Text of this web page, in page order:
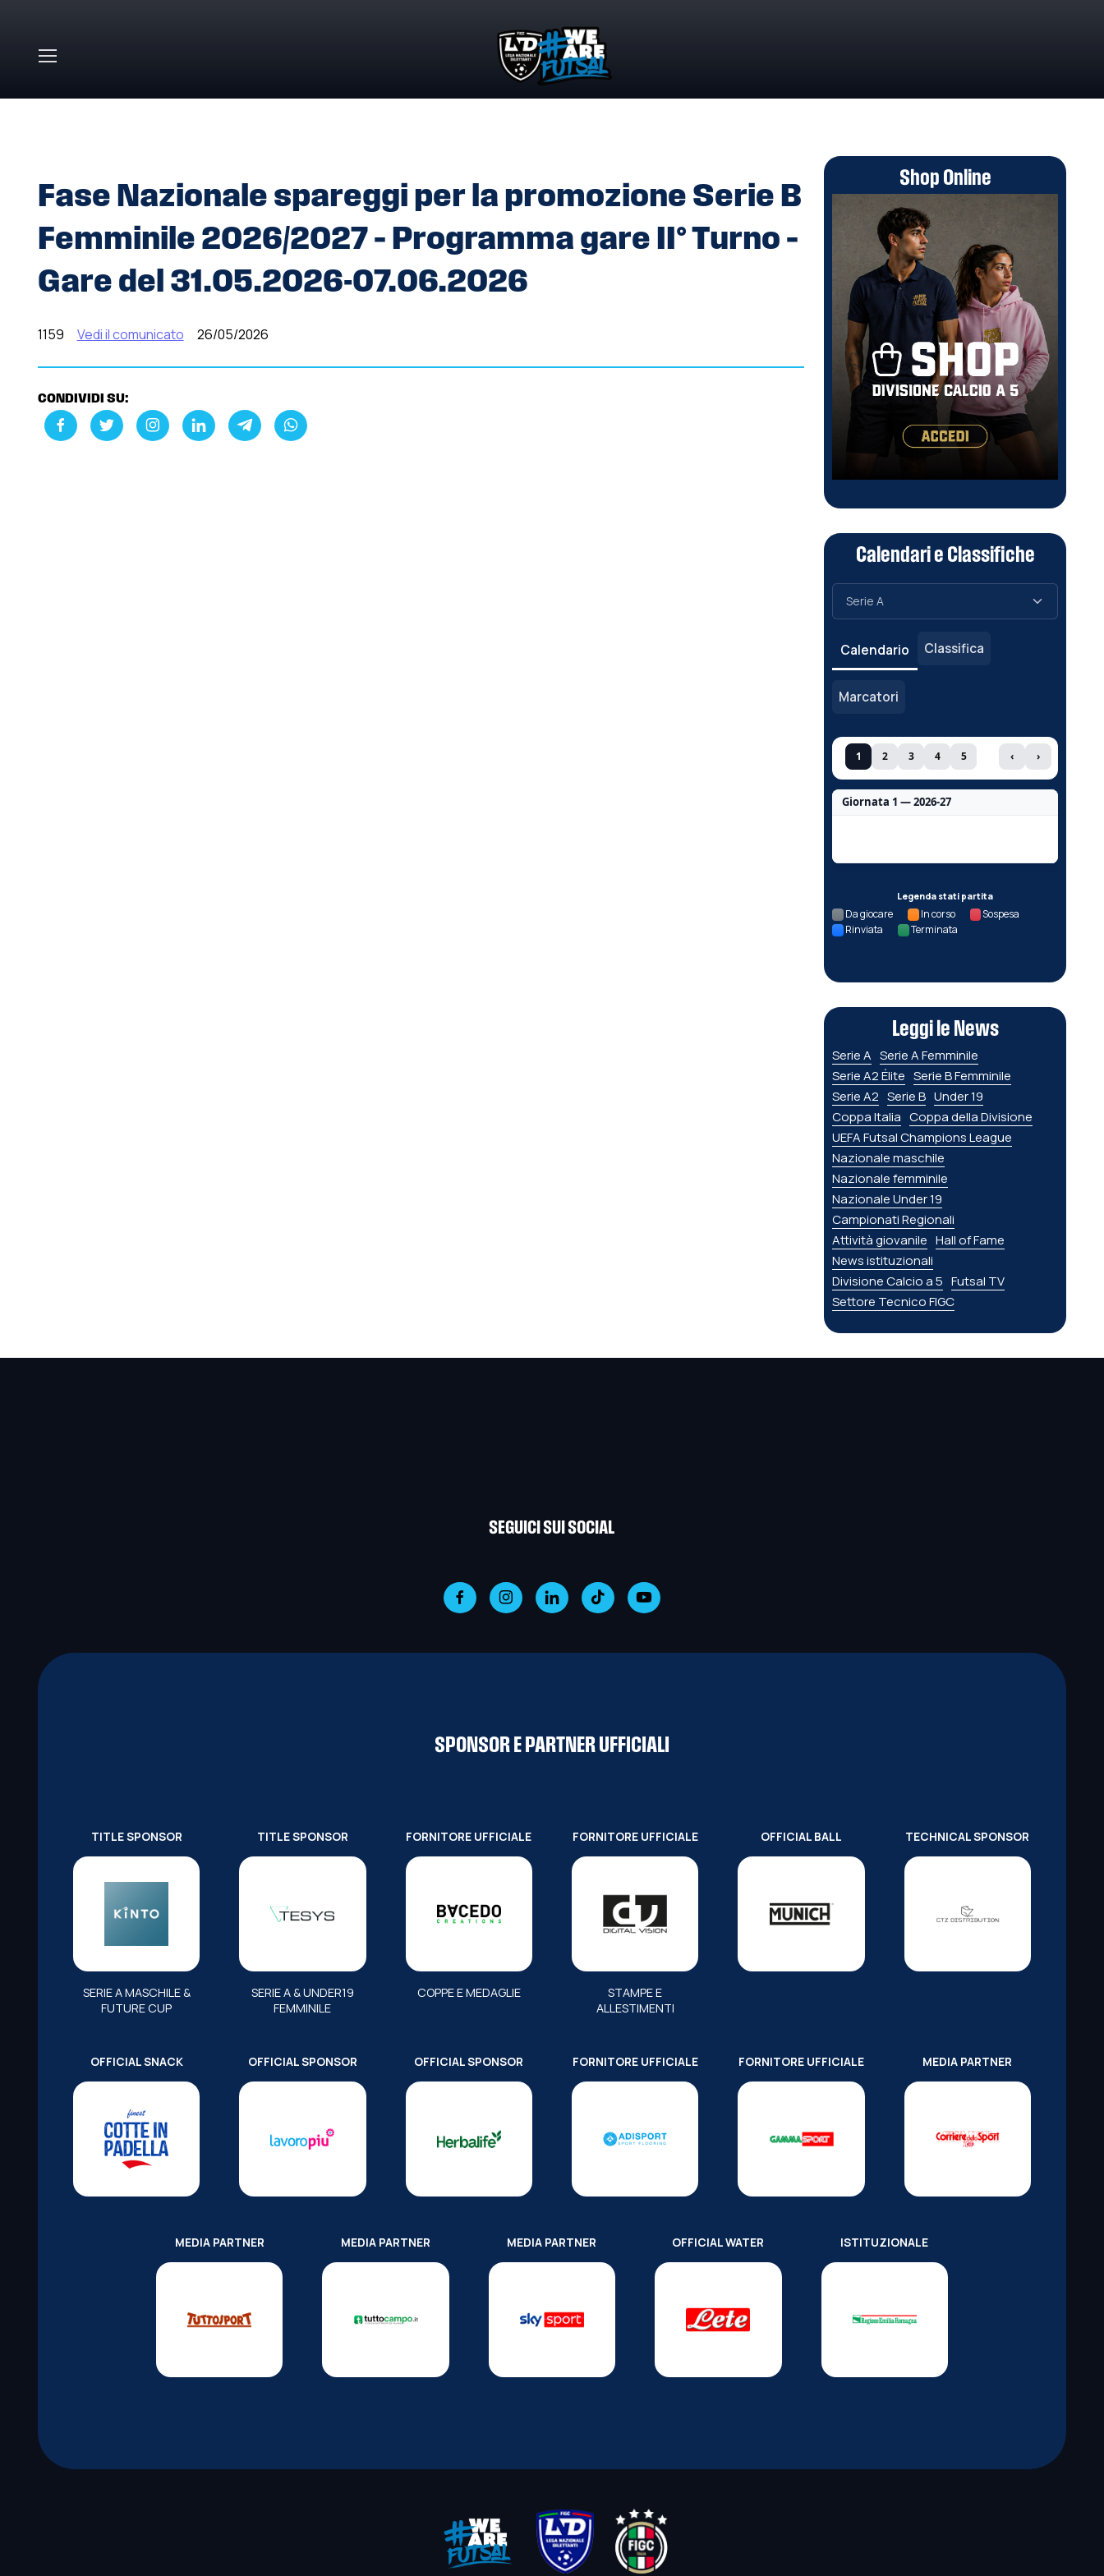
Fase Nazionale spareggi per la promozione Serie B
Femminile 2026/2027 – Programma gare II° Turno –
Gare del 31.05.2026-07.06.2026
1159 Vedi il comunicato 26/05/2026
CONDIVIDI SU:
Shop Online
Calendari e Classifiche
Calendario Classifica
Marcatori
1 2 3 4 5 ‹ ›
Giornata 1 — 2026-27
Legenda stati partita
Da giocare In corso
Sospesa
Rinviata
Terminata
Leggi le News
Serie A Serie A Femminile
Serie A2 Élite Serie B Femminile
Serie A2 Serie B Under 19
Coppa Italia Coppa della Divisione
UEFA Futsal Champions League
Nazionale maschile
Nazionale femminile
Nazionale Under 19
Campionati Regionali
Attività giovanile Hall of Fame
News istituzionali
Divisione Calcio a 5 Futsal TV
Settore Tecnico FIGC
SEGUICI SUI SOCIAL
SPONSOR E PARTNER UFFICIALI
TITLE SPONSOR
SERIE A MASCHILE &
FUTURE CUP
TITLE SPONSOR
SERIE A & UNDER19
FEMMINILE
FORNITORE UFFICIALE
COPPE E MEDAGLIE
FORNITORE UFFICIALE
STAMPE E
ALLESTIMENTI
OFFICIAL BALL TECHNICAL SPONSOR
OFFICIAL SNACK OFFICIAL SPONSOR OFFICIAL SPONSOR FORNITORE UFFICIALE FORNITORE UFFICIALE MEDIA PARTNER
MEDIA PARTNER MEDIA PARTNER MEDIA PARTNER OFFICIAL WATER ISTITUZIONALE